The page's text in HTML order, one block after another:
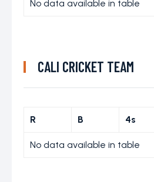
No data available in table
CALI CRICKET TEAM
R B 4s
No data available in table